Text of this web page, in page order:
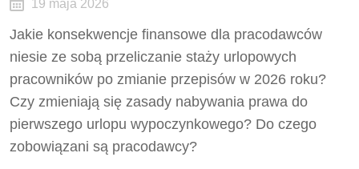
19 maja 2026
Jakie konsekwencje finansowe dla pracodawców
niesie ze sobą przeliczanie staży urlopowych
pracowników po zmianie przepisów w 2026 roku?
Czy zmieniają się zasady nabywania prawa do
pierwszego urlopu wypoczynkowego? Do czego
zobowiązani są pracodawcy?